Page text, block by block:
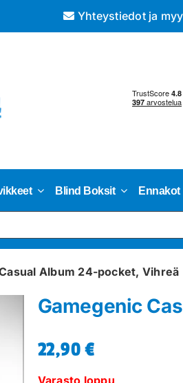
Yhteystiedot ja
Blind Boksit Ennakot
Album 24-pocket, Vihreä
Gamegenic
22,90€
Varasto loppu